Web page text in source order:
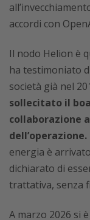
accordi con
Il nodo Helion è
ha testimoniato
società già nel
sollecitato il
collaborazione
dell’operazione.
energia è
dichiarato di
trattativa, senza
A marzo 2026 si